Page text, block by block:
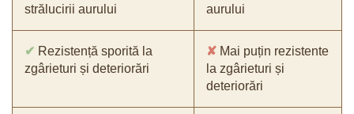
strălucirii aurului
aurului
✔ Rezistență sporită la
zgârieturi și deteriorări
✘ Mai puțin rezistente
la zgârieturi și
deteriorări